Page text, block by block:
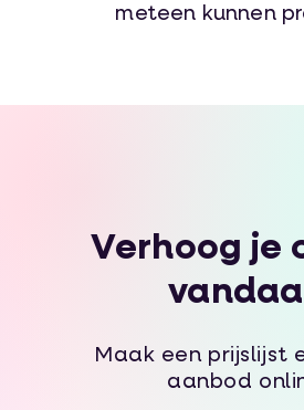
meteen kunnen
Verhoog je
Maak een prijslijst
aanbod